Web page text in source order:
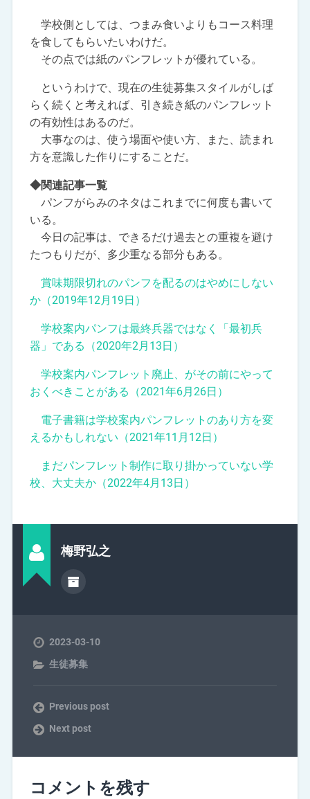
学校側としては、つまみ食いよりもコース料理
を食してもらいたいわけだ。
その点では紙のパンフレットが優れている。
というわけで、現在の生徒募集スタイルがしば
らく続くと考えれば、引き続き紙のパンフレット
の有効性はあるのだ。
大事なのは、使う場面や使い方、また、読まれ
方を意識した作りにすることだ。
◆関連記事一覧
パンフがらみのネタはこれまでに何度も書いて
いる。
今日の記事は、できるだけ過去との重複を避け
たつもりだが、多少重なる部分もある。
賞味期限切れのパンフを配るのはやめにしない
か（2019年12月19日）
学校案内パンフは最終兵器ではなく「最初兵
器」である（2020年2月13日）
学校案内パンフレット廃止、がその前にやって
おくべきことがある（2021年6月26日）
電子書籍は学校案内パンフレットのあり方を変
えるかもしれない（2021年11月12日）
まだパンフレット制作に取り掛かっていない学
校、大丈夫か（2022年4月13日）
梅野弘之
2023-03-10
生徒募集
Previous post
Next post
コメントを残す